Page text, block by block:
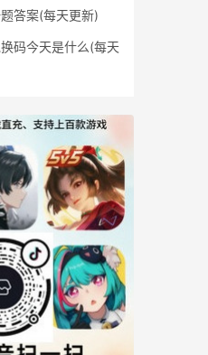
答案(每天更新)
码今天是什么(每天